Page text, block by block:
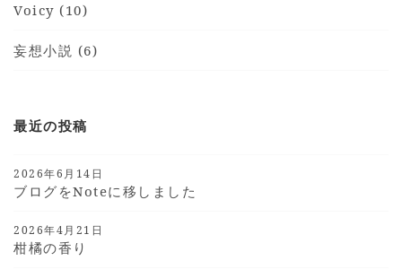
Voicy (10)
妄想小説 (6)
最近の投稿
2026年6月14日
ブログをnoteに移しました
2026年4月21日
柑橘の香り